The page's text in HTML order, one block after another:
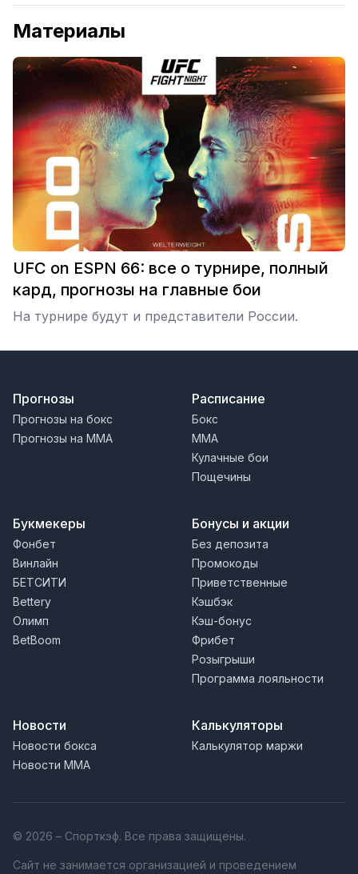
Материалы
UFC on ESPN 66: все о турнире, полный
кард, прогнозы на главные бои
На турнире будут и представители России.
Прогнозы
Прогнозы на бокс
Прогнозы на MMA
Расписание
Бокс
MMA
Кулачные бои
Пощечины
Букмекеры
Фонбет
Винлайн
БЕТСИТИ
Bettery
Олимп
BetBoom
Бонусы и акции
Без депозита
Промокоды
Приветственные
Кэшбэк
Кэш-бонус
Фрибет
Розыгрыши
Программа лояльности
Новости
Новости бокса
Новости MMA
Калькуляторы
Калькулятор маржи
© 2026 – Спорткэф. Все права защищены.
Сайт не занимается организацией и проведением